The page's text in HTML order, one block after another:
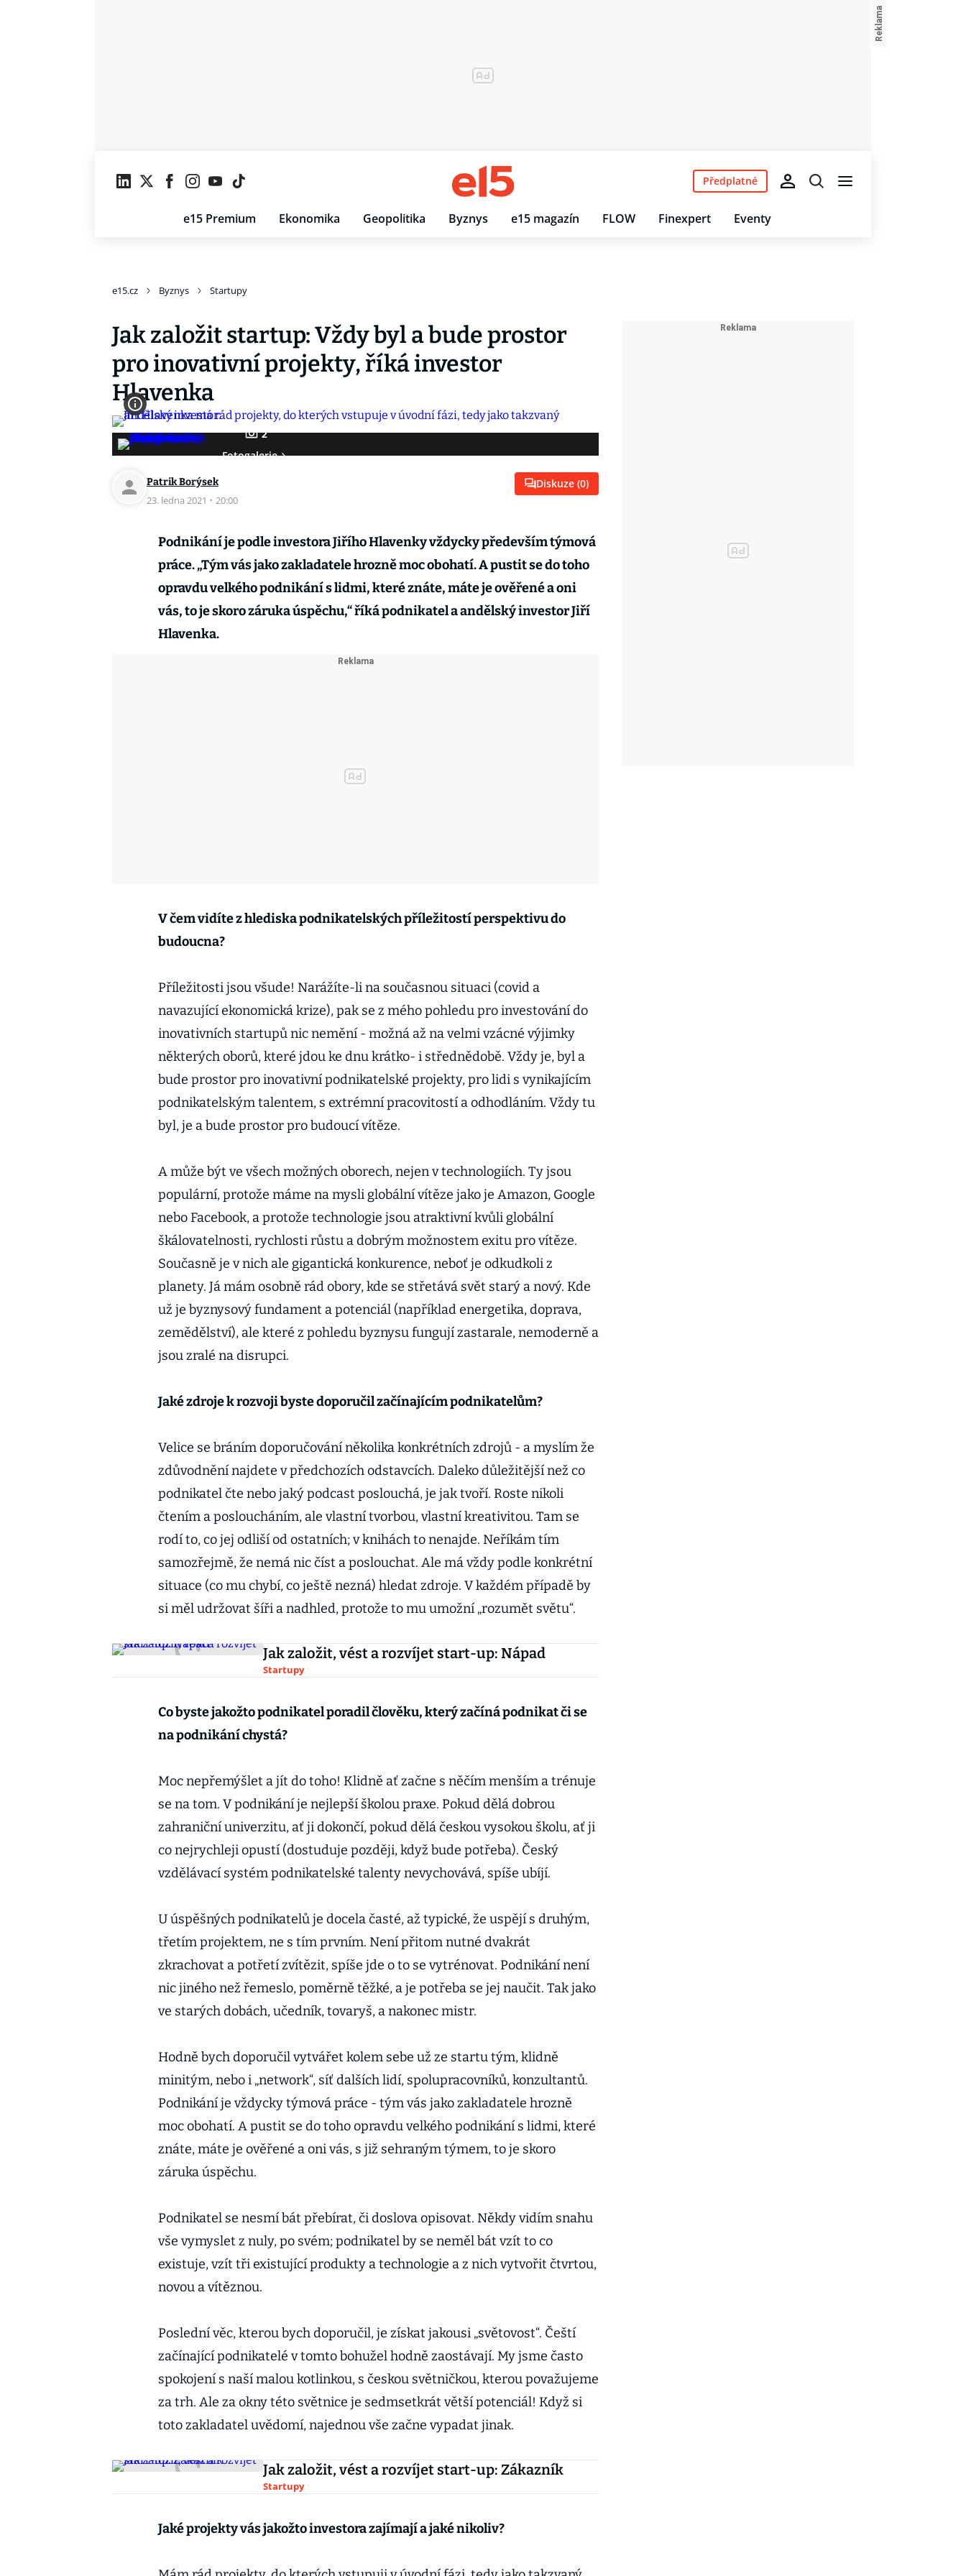
e15 Premium Ekonomika Geopolitika Byznys e15 magazín FLOW Finexpert Eventy
Předplatné
e15.cz Byznys Startupy
Jak založit startup: Vždy byl a bude prostor
pro inovativní projekty, říká investor
Hlavenka
2
Fotogalerie
Patrik Borýsek
23. ledna 2021 · 20:00
Diskuze (0)
Podnikání je podle investora Jiřího Hlavenky vždycky především týmová
práce. „Tým vás jako zakladatele hrozně moc obohatí. A pustit se do toho
opravdu velkého podnikání s lidmi, které znáte, máte je ověřené a oni
vás, to je skoro záruka úspěchu,“ říká podnikatel a andělský investor Jiří
Hlavenka.
V čem vidíte z hlediska podnikatelských příležitostí perspektivu do
budoucna?
Příležitosti jsou všude! Narážíte-li na současnou situaci (covid a
navazující ekonomická krize), pak se z mého pohledu pro investování do
inovativních startupů nic nemění - možná až na velmi vzácné výjimky
některých oborů, které jdou ke dnu krátko- i střednědobě. Vždy je, byl a
bude prostor pro inovativní podnikatelské projekty, pro lidi s vynikajícím
podnikatelským talentem, s extrémní pracovitostí a odhodláním. Vždy tu
byl, je a bude prostor pro budoucí vítěze.
A může být ve všech možných oborech, nejen v technologiích. Ty jsou
populární, protože máme na mysli globální vítěze jako je Amazon, Google
nebo Facebook, a protože technologie jsou atraktivní kvůli globální
škálovatelnosti, rychlosti růstu a dobrým možnostem exitu pro vítěze.
Současně je v nich ale gigantická konkurence, neboť je odkudkoli z
planety. Já mám osobně rád obory, kde se střetává svět starý a nový. Kde
už je byznysový fundament a potenciál (například energetika, doprava,
zemědělství), ale které z pohledu byznysu fungují zastarale, nemoderně a
jsou zralé na disrupci.
Jaké zdroje k rozvoji byste doporučil začínajícím podnikatelům?
Velice se bráním doporučování několika konkrétních zdrojů - a myslím že
zdůvodnění najdete v předchozích odstavcích. Daleko důležitější než co
podnikatel čte nebo jaký podcast poslouchá, je jak tvoří. Roste nikoli
čtením a posloucháním, ale vlastní tvorbou, vlastní kreativitou. Tam se
rodí to, co jej odliší od ostatních; v knihách to nenajde. Neříkám tím
samozřejmě, že nemá nic číst a poslouchat. Ale má vždy podle konkrétní
situace (co mu chybí, co ještě nezná) hledat zdroje. V každém případě by
si měl udržovat šíři a nadhled, protože to mu umožní „rozumět světu“.
Jak založit, vést a rozvíjet start-up: Nápad
Startupy
Co byste jakožto podnikatel poradil člověku, který začíná podnikat či se
na podnikání chystá?
Moc nepřemýšlet a jít do toho! Klidně ať začne s něčím menším a trénuje
se na tom. V podnikání je nejlepší školou praxe. Pokud dělá dobrou
zahraniční univerzitu, ať ji dokončí, pokud dělá českou vysokou školu, ať ji
co nejrychleji opustí (dostuduje později, když bude potřeba). Český
vzdělávací systém podnikatelské talenty nevychovává, spíše ubíjí.
U úspěšných podnikatelů je docela časté, až typické, že uspějí s druhým,
třetím projektem, ne s tím prvním. Není přitom nutné dvakrát
zkrachovat a potřetí zvítězit, spíše jde o to se vytrénovat. Podnikání není
nic jiného než řemeslo, poměrně těžké, a je potřeba se jej naučit. Tak jako
ve starých dobách, učedník, tovaryš, a nakonec mistr.
Hodně bych doporučil vytvářet kolem sebe už ze startu tým, klidně
minitým, nebo i „network“, síť dalších lidí, spolupracovníků, konzultantů.
Podnikání je vždycky týmová práce - tým vás jako zakladatele hrozně
moc obohatí. A pustit se do toho opravdu velkého podnikání s lidmi, které
znáte, máte je ověřené a oni vás, s již sehraným týmem, to je skoro
záruka úspěchu.
Podnikatel se nesmí bát přebírat, či doslova opisovat. Někdy vidím snahu
vše vymyslet z nuly, po svém; podnikatel by se neměl bát vzít to co
existuje, vzít tři existující produkty a technologie a z nich vytvořit čtvrtou,
novou a vítěznou.
Poslední věc, kterou bych doporučil, je získat jakousi „světovost“. Čeští
začínající podnikatelé v tomto bohužel hodně zaostávají. My jsme často
spokojení s naší malou kotlinkou, s českou světničkou, kterou považujeme
za trh. Ale za okny této světnice je sedmsetkrát větší potenciál! Když si
toto zakladatel uvědomí, najednou vše začne vypadat jinak.
Jak založit, vést a rozvíjet start-up: Zákazník
Startupy
Jaké projekty vás jakožto investora zajímají a jaké nikoliv?